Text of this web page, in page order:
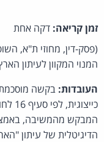
זמן קריאה: דקה אחת
(פסק-דין, מחוזי ת"א,
המנוי המקוון לעיתון
העובדות: בקשה
המבקש מהמשיבה,
הדיגיטלית של עיתון